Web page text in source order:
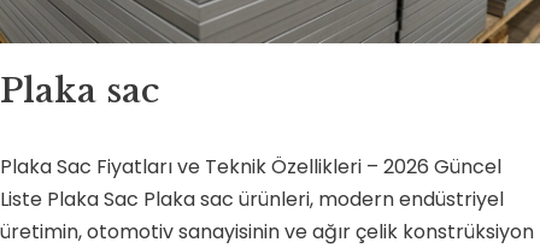
Plaka sac
Plaka Sac Fiyatları ve Teknik Özellikleri – 2026 Güncel
Liste Plaka Sac Plaka sac ürünleri, modern endüstriyel
üretimin, otomotiv sanayisinin ve ağır çelik konstrüksiyon